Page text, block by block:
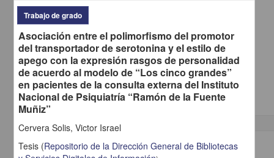
Actividad frontal delta rítmica intermitente como patrón postictal
Villarreal Montemayor, Héctor Jorge; Torres Gómez, Armando
2013
Medicina y Ciencias de la Salud
Especialidad en Medicina (Neurofisiología Clínica
Trabajo de grado
Trabajo de grado
Asociación entre el polimorfismo del promotor
del transportador de serotonina y el estilo de
apego con la expresión rasgos de personalidad
de acuerdo al modelo de “Los cinco grandes”
en pacientes de la consulta externa del Instituto
Nacional de Psiquiatría “Ramón de la Fuente
Muñiz”
Cervera Solis, Victor Israel
Tesis (Repositorio de la Dirección General de Bibliotecas